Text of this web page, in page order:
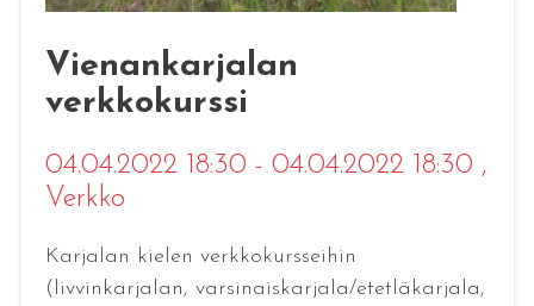
Vienankarjalan
verkkokurssi
04.04.2022 18:30 - 04.04.2022 18:30 ,
Verkko
Karjalan kielen verkkokursseihin
(livvinkarjalan, varsinaiskarjala/etetläkarjala,